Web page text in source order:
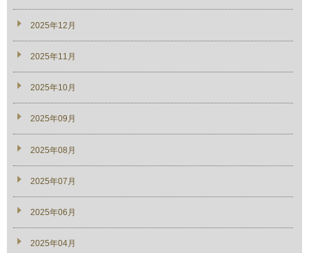
2025年12月
2025年11月
2025年10月
2025年09月
2025年08月
2025年07月
2025年06月
2025年04月